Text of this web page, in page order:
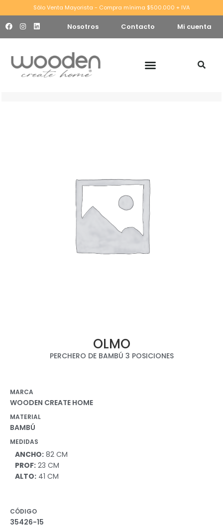
Sólo Venta Mayorista - Compra mínima $500.000 + IVA
Nosotros Contacto Mi cuenta
OLMO
PERCHERO DE BAMBÚ 3 POSICIONES
MARCA
WOODEN CREATE HOME
MATERIAL
BAMBÚ
MEDIDAS
ANCHO: 82 CM
PROF: 23 CM
ALTO: 41 CM
CÓDIGO
35426-15